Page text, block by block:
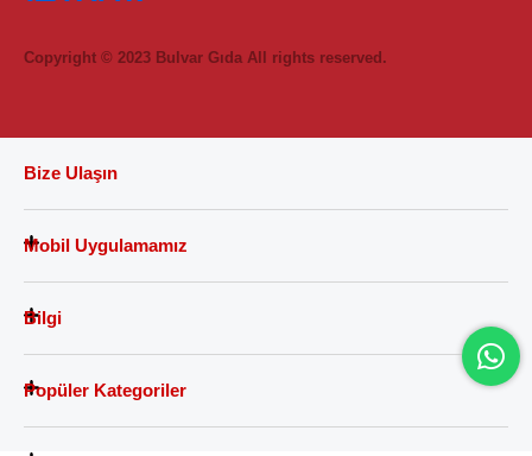
Copyright © 2023 Bulvar Gıda All rights reserved.
Bize Ulaşın
Mobil Uygulamamız
Bilgi
Popüler Kategoriler